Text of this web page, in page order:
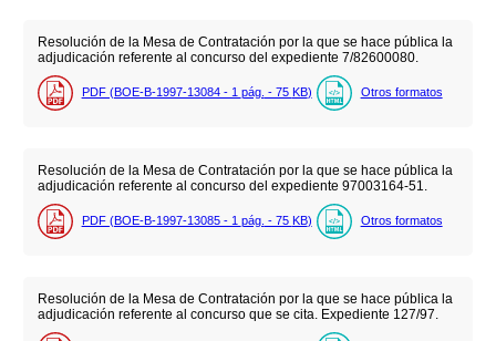
Resolución de la Mesa de Contratación por la que se hace pública la
adjudicación referente al concurso del expediente 7/82600080.
PDF (BOE-B-1997-13084 - 1 pág. - 75 KB) Otros formatos
Resolución de la Mesa de Contratación por la que se hace pública la
adjudicación referente al concurso del expediente 97003164-51.
PDF (BOE-B-1997-13085 - 1 pág. - 75 KB) Otros formatos
Resolución de la Mesa de Contratación por la que se hace pública la
adjudicación referente al concurso que se cita. Expediente 127/97.